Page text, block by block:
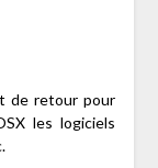
de retour pour
les logiciels